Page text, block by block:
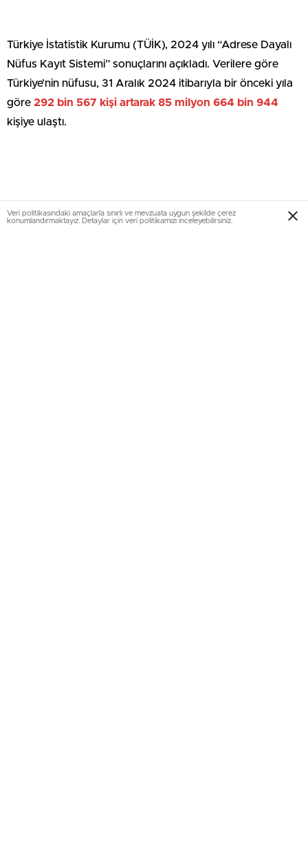
Türkiye İstatistik Kurumu (TÜİK), 2024 yılı “Adrese Dayalı
Nüfus Kayıt Sistemi” sonuçlarını açıkladı. Verilere göre
Türkiye’nin nüfusu, 31 Aralık 2024 itibarıyla bir önceki yıla
göre 292 bin 567 kişi artarak 85 milyon 664 bin 944
kişiye ulaştı.
Veri politikasındaki amaçlarla sınırlı ve mevzuata uygun şekilde çerez
konumlandırmaktayız. Detaylar için veri politikamızı inceleyebilirsiniz.